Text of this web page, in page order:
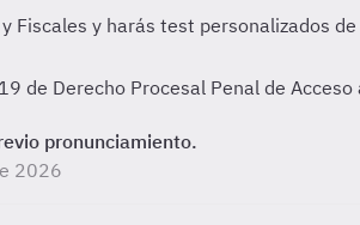
de Derecho Procesal Penal de
pronunciamiento.
2026